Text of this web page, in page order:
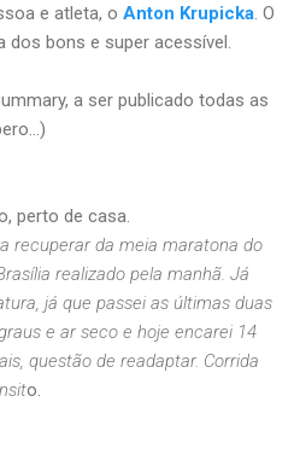
e atleta, o Anton Krupicka . O
bons e super acessível.
a ser publicado todas as
perto de casa.
recuperar da meia maratona do
realizado pela manhã. Já
já que passei as últimas duas
e ar seco e hoje encarei 14
questão de readaptar. Corrida
o.